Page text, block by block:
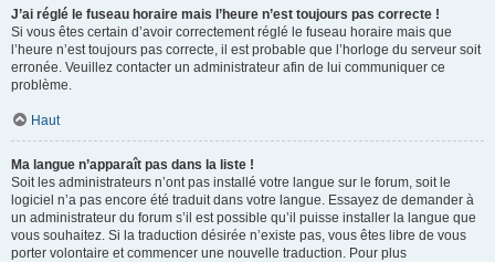
J’ai réglé le fuseau horaire mais l’heure n’est toujours pas correcte !
Si vous êtes certain d’avoir correctement réglé le fuseau horaire mais que
l’heure n’est toujours pas correcte, il est probable que l’horloge du serveur soit
erronée. Veuillez contacter un administrateur afin de lui communiquer ce
problème.
Haut
Ma langue n’apparaît pas dans la liste !
Soit les administrateurs n’ont pas installé votre langue sur le forum, soit le
logiciel n’a pas encore été traduit dans votre langue. Essayez de demander à
un administrateur du forum s’il est possible qu’il puisse installer la langue que
vous souhaitez. Si la traduction désirée n’existe pas, vous êtes libre de vous
porter volontaire et commencer une nouvelle traduction. Pour plus